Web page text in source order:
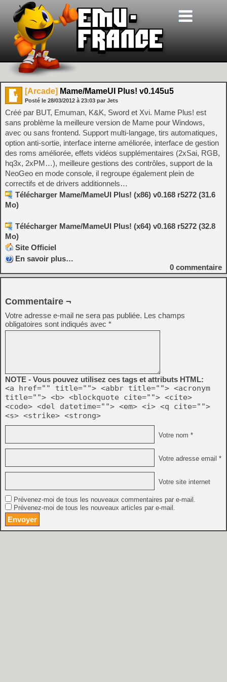
[Arcade] Mame/MameUI Plus! v0.145u5
Posté le 28/03/2012 à 23:03 par Jets
Créé par BUT, Emuman, K&K, Sword et Xvi. Mame Plus! est
sans problème la meilleure version de Mame pour Windows,
avec ou sans frontend. Support multi-langage, tirs automatiques,
option anti-sortie, interface interne améliorée, interface de gestion
des roms améliorée, effets vidéos supplémentaires (2xSai, RGB,
hq3x, 2xPM…), meilleure gestions des contrôles, support de la
NeoGeo en mode console, il regroupe également plein de
correctifs et de drivers additionnels…
Télécharger Mame/MameUI Plus! (x86) v0.168 r5272 (31.6
Mo)
Télécharger Mame/MameUI Plus! (x64) v0.168 r5272 (32.8
Mo)
Site Officiel
En savoir plus…
0 commentaire
Commentaire ¬
Votre adresse e-mail ne sera pas publiée. Les champs
obligatoires sont indiqués avec *
NOTE - Vous pouvez utilisez ces tags et attributs HTML:
<a href="" title=""> <abbr title=""> <acronym
title=""> <b> <blockquote cite=""> <cite>
<code> <del datetime=""> <em> <i> <q cite="">
<s> <strike> <strong>
Votre nom *
Votre adresse email *
Votre site internet
Prévenez-moi de tous les nouveaux commentaires par e-mail.
Prévenez-moi de tous les nouveaux articles par e-mail.